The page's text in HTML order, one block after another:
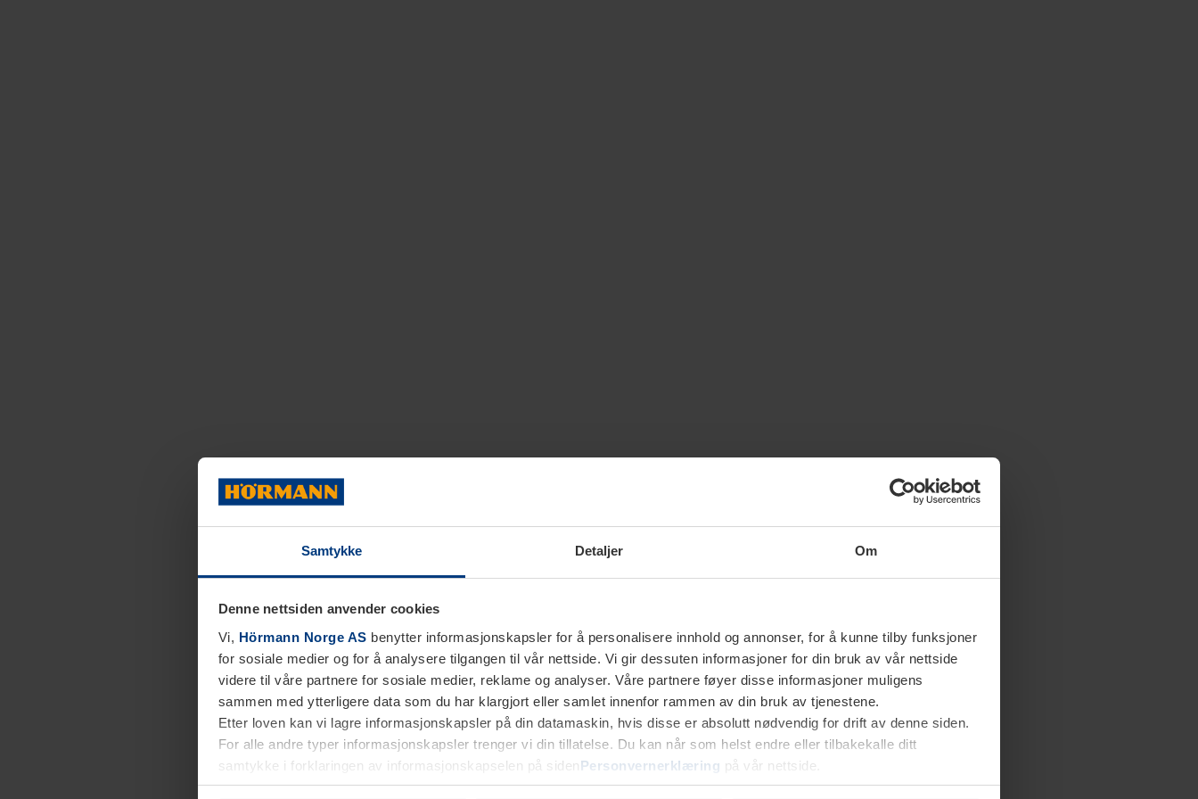
Samtykke Detaljer Om
Denne nettsiden anvender cookies
Vi, Hörmann Norge AS benytter informasjonskapsler for å personalisere innhold og annonser, for å kunne tilby funksjoner
for sosiale medier og for å analysere tilgangen til vår nettside. Vi gir dessuten informasjoner for din bruk av vår nettside
videre til våre partnere for sosiale medier, reklame og analyser. Våre partnere føyer disse informasjoner muligens
sammen med ytterligere data som du har klargjort eller samlet innenfor rammen av din bruk av tjenestene.
Etter loven kan vi lagre informasjonskapsler på din datamaskin, hvis disse er absolutt nødvendig for drift av denne siden.
For alle andre typer informasjonskapsler trenger vi din tillatelse. Du kan når som helst endre eller tilbakekalle ditt
samtykke i forklaringen av informasjonskapselen på sidenPersonvernerklæring på vår nettside.